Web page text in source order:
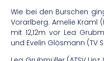
Wie bei den Burschen
Vorarlberg. Amelie Kraml
mit 12,12m vor Lea
und Evelin Glösmann (TV